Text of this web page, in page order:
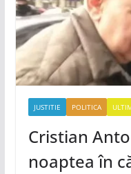
JUSTITIE POLITICA
Cristian
noaptea în